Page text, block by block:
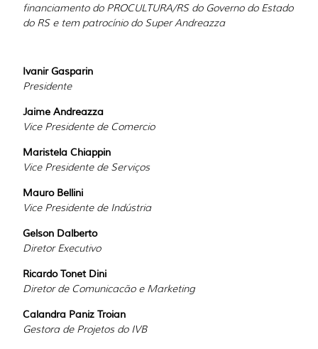
Ivanir Gasparin
Presidente
Jaime Andreazza
Vice Presidente de Comercio
Maristela Chiappin
Vice Presidente de Serviços
Mauro Bellini
Vice Presidente de Indústria
financiamento do PROCULTURA/RS do Governo do Estado
do RS e tem patrocínio do Super Andreazza
Gelson Dalberto
Diretor Executivo
Ricardo Tonet Dini
Diretor de Comunicacão e Marketing
Calandra Paniz Troian
Gestora de Projetos do IVB